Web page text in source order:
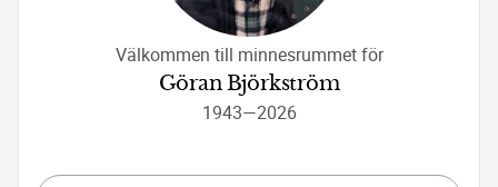
Välkommen till minnesrummet för
Göran Björkström
1943—2026